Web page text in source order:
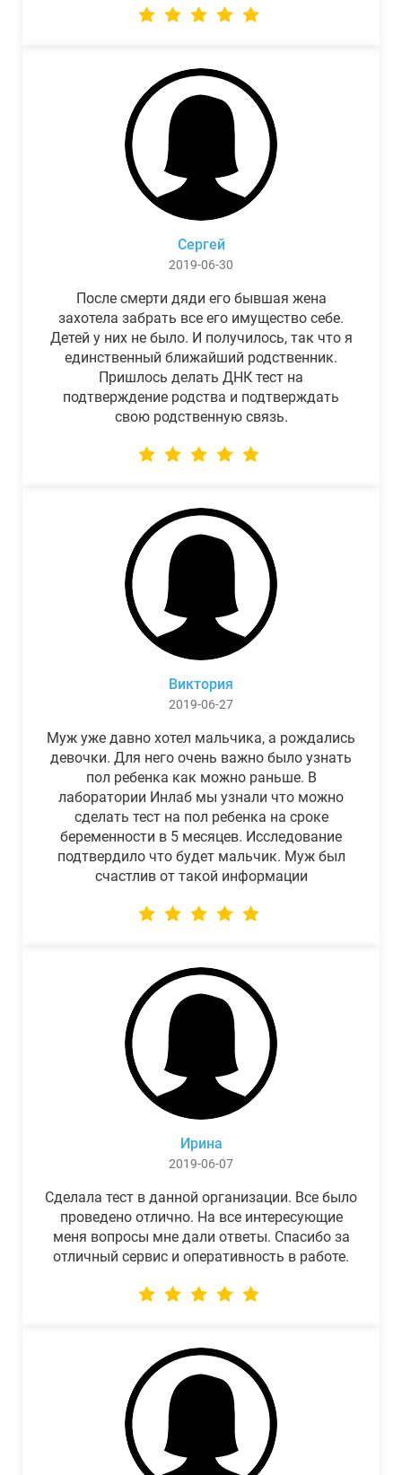
Сергей
2019-06-30
После смерти дяди его бывшая жена
захотела забрать все его имущество себе.
Детей у них не было. И получилось, так что я
единственный ближайший родственник.
Пришлось делать ДНК тест на
подтверждение родства и подтверждать
свою родственную связь.
Виктория
2019-06-27
Муж уже давно хотел мальчика, а рождались
девочки. Для него очень важно было узнать
пол ребенка как можно раньше. В
лаборатории Инлаб мы узнали что можно
сделать тест на пол ребенка на сроке
беременности в 5 месяцев. Исследование
подтвердило что будет мальчик. Муж был
счастлив от такой информации
Ирина
2019-06-07
Сделала тест в данной организации. Все было
проведено отлично. На все интересующие
меня вопросы мне дали ответы. Спасибо за
отличный сервис и оперативность в работе.